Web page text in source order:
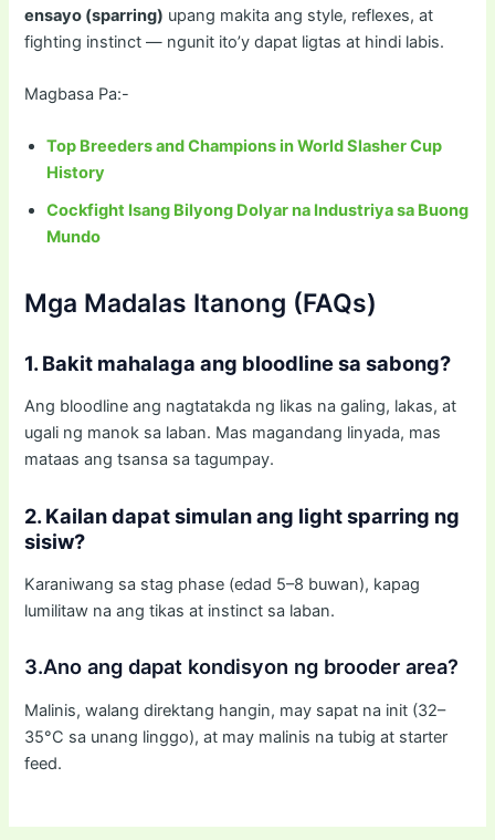
ensayo (sparring) upang makita ang style, reflexes, at
fighting instinct — ngunit ito’y dapat ligtas at hindi labis.
Magbasa Pa:-
Top Breeders and Champions in World Slasher Cup
History
Cockfight Isang Bilyong Dolyar na Industriya sa Buong
Mundo
Mga Madalas Itanong (FAQs)
1. Bakit mahalaga ang bloodline sa sabong?
Ang bloodline ang nagtatakda ng likas na galing, lakas, at
ugali ng manok sa laban. Mas magandang linyada, mas
mataas ang tsansa sa tagumpay.
2. Kailan dapat simulan ang light sparring ng
sisiw?
Karaniwang sa stag phase (edad 5–8 buwan), kapag
lumilitaw na ang tikas at instinct sa laban.
3.Ano ang dapat kondisyon ng brooder area?
Malinis, walang direktang hangin, may sapat na init (32–
35°C sa unang linggo), at may malinis na tubig at starter
feed.